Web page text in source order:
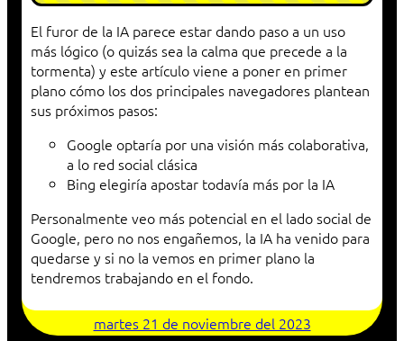
El furor de la IA parece estar dando paso a un uso
más lógico (o quizás sea la calma que precede a la
tormenta) y este artículo viene a poner en primer
plano cómo los dos principales navegadores plantean
sus próximos pasos:
Google optaría por una visión más colaborativa,
a lo red social clásica
Bing elegiría apostar todavía más por la IA
Personalmente veo más potencial en el lado social de
Google, pero no nos engañemos, la IA ha venido para
quedarse y si no la vemos en primer plano la
tendremos trabajando en el fondo.
martes 21 de noviembre del 2023